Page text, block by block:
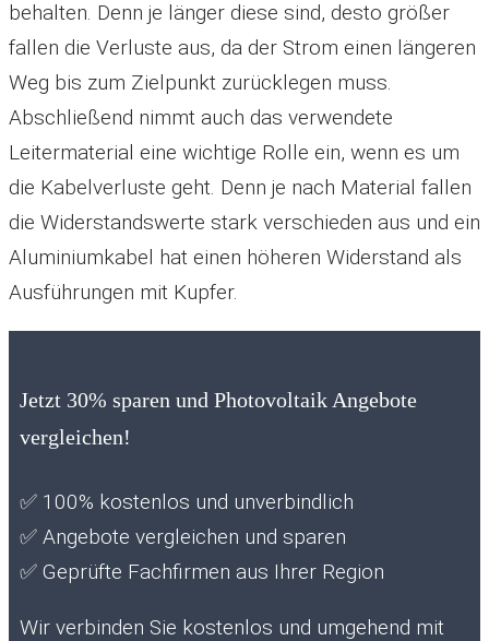
behalten. Denn je länger diese sind, desto größer
fallen die Verluste aus, da der Strom einen längeren
Weg bis zum Zielpunkt zurücklegen muss.
Abschließend nimmt auch das verwendete
Leitermaterial eine wichtige Rolle ein, wenn es um
die Kabelverluste geht. Denn je nach Material fallen
die Widerstandswerte stark verschieden aus und ein
Aluminiumkabel hat einen höheren Widerstand als
Ausführungen mit Kupfer.
Jetzt 30% sparen und Photovoltaik Angebote
vergleichen!
✅ 100% kostenlos und unverbindlich
✅ Angebote vergleichen und sparen
✅ Geprüfte Fachfirmen aus Ihrer Region
Wir verbinden Sie kostenlos und umgehend mit